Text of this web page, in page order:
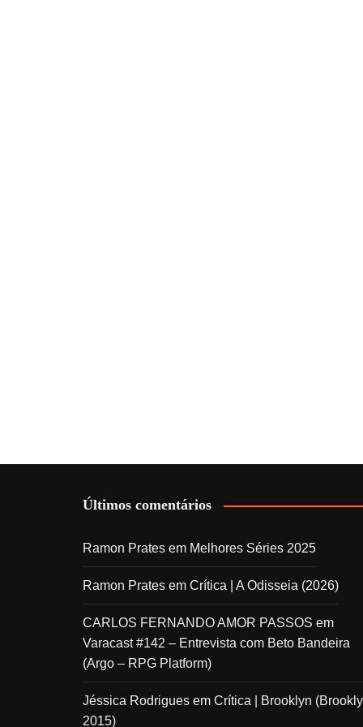
Últimos comentários
Ramon Prates em Melhores Séries 2025
Ramon Prates em Crítica | A Odisseia (2026)
CARLOS FERNANDO AMOR PASSOS em
Varacast #142 – Entrevista com Beto Bandeira
(Argo – RPG Platform)
Jéssica Rodrigues em Crítica | Brooklyn
2015)